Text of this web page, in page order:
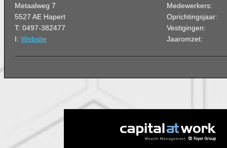
Metaalweg 7
5527 AE Hapert
T: 0497-382477
I: Website
Medewerkers:
Oprichtingsjaar:
Vestigingen:
Jaaromzet: